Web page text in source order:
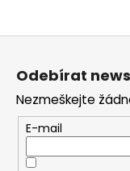
Odebírat
Nezmeškejte
E-mail